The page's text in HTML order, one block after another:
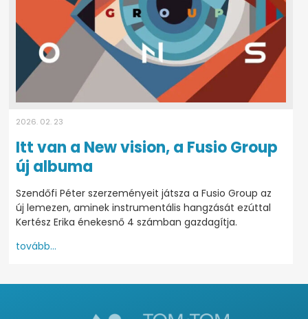
2026. 02. 23
Itt van a New vision, a Fusio Group
új albuma
Szendőfi Péter szerzeményeit játsza a Fusio Group az
új lemezen, aminek instrumentális hangzását ezúttal
Kertész Erika énekesnő 4 számban gazdagítja.
tovább...